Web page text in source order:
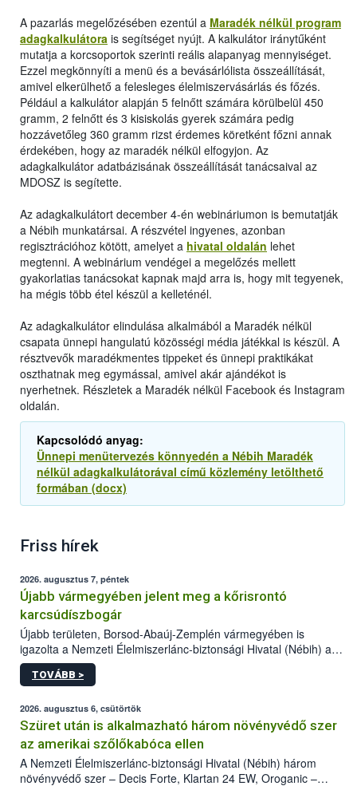
A pazarlás megelőzésében ezentúl a Maradék nélkül program
adagkalkulátora is segítséget nyújt. A kalkulátor iránytűként
mutatja a korcsoportok szerinti reális alapanyag mennyiséget.
Ezzel megkönnyíti a menü és a bevásárlólista összeállítását,
amivel elkerülhető a felesleges élelmiszervásárlás és főzés.
Például a kalkulátor alapján 5 felnőtt számára körülbelül 450
gramm, 2 felnőtt és 3 kisiskolás gyerek számára pedig
hozzávetőleg 360 gramm rizst érdemes köretként főzni annak
érdekében, hogy az maradék nélkül elfogyjon. Az
adagkalkulátor adatbázisának összeállítását tanácsaival az
MDOSZ is segítette.
Az adagkalkulátort december 4-én webináriumon is bemutatják
a Nébih munkatársai. A részvétel ingyenes, azonban
regisztrációhoz kötött, amelyet a hivatal oldalán lehet
megtenni. A webinárium vendégei a megelőzés mellett
gyakorlatias tanácsokat kapnak majd arra is, hogy mit tegyenek,
ha mégis több étel készül a kelleténél.
Az adagkalkulátor elindulása alkalmából a Maradék nélkül
csapata ünnepi hangulatú közösségi média játékkal is készül. A
résztvevők maradékmentes tippeket és ünnepi praktikákat
oszthatnak meg egymással, amivel akár ajándékot is
nyerhetnek. Részletek a Maradék nélkül Facebook és Instagram
oldalán.
Kapcsolódó anyag:
Ünnepi menütervezés könnyedén a Nébih Maradék
nélkül adagkalkulátorával című közlemény letölthető
formában (docx)
Friss hírek
2026. augusztus 7, péntek
Újabb vármegyében jelent meg a kőrisrontó
karcsúdíszbogár
Újabb területen, Borsod-Abaúj-Zemplén vármegyében is
igazolta a Nemzeti Élelmiszerlánc-biztonsági Hivatal (Nébih) a
kőrisrontó karcsúdíszbogár (Agrilus planipennis) jelenlétét. A
kártevőt nem csak színcsapdában találták meg, de már fertőzött
az intenzív felderítést, emellett az intézkedéseket a szlovák
hatósággal is összehangolják a terjedés megállítása érdekében.
TOVÁBB >
2026. augusztus 6, csütörtök
Szüret után is alkalmazható három növényvédő szer
az amerikai szőlőkabóca ellen
A Nemzeti Élelmiszerlánc-biztonsági Hivatal (Nébih) három
növényvédő szer – Decis Forte, Klartan 24 EW, Oroganic –